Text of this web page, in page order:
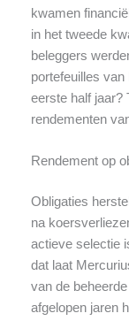
kwamen
in het tweede
beleggers
portefeuilles
eerste half jaar?
rendementen
Rendement op
Obligaties
na
actieve selectie
dat laat
van de
afgelopen jaren